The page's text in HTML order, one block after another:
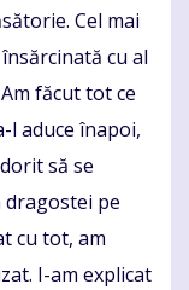
Cel mai
cu al
făcut tot ce
l aduce înapoi,
să se
dragostei pe
cu tot, am
I-am explicat